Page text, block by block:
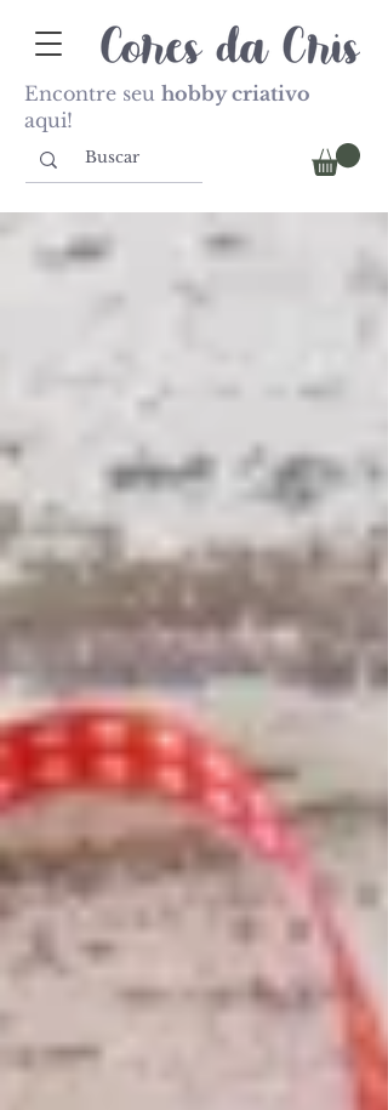
Encontre seu hobby criativo
aqui!